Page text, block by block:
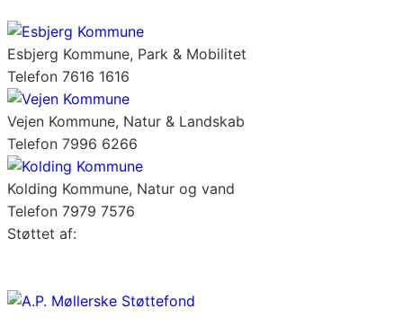
Esbjerg Kommune, Park & Mobilitet
Telefon 7616 1616
Vejen Kommune, Natur & Landskab
Telefon 7996 6266
Kolding Kommune, Natur og vand
Telefon 7979 7576
Støttet af: